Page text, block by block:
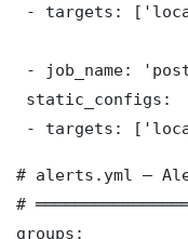
- targets:
- job_name:
static_configs:
- targets:
# alerts.yml —
#
groups: